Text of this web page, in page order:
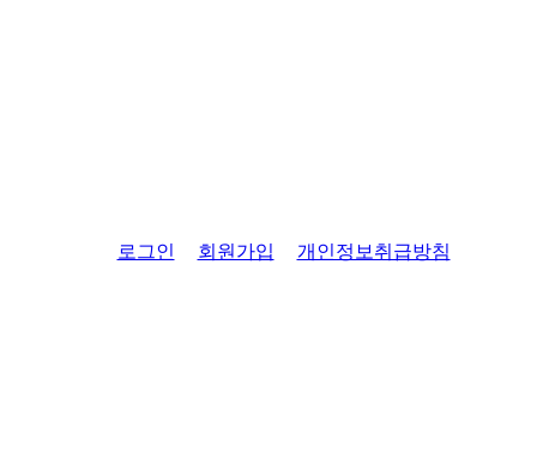
로그인 회원가입 개인정보취급방침